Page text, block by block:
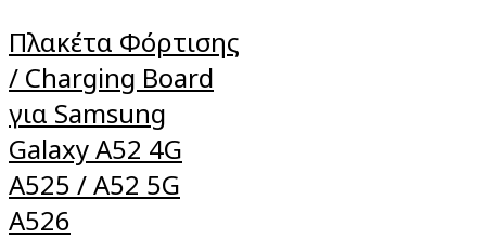
Πλακέτα Φόρτισης
/ Charging Board
για Samsung
Galaxy A52 4G
A525 / A52 5G
A526